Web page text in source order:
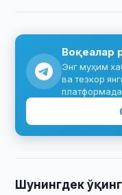
Воқеалар
Энг муҳим
ва тезкор
Шунингдек ўқинг